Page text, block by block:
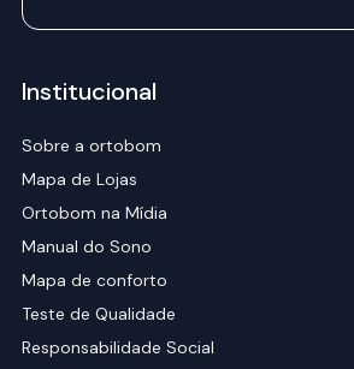
Institucional
Sobre a ortobom
Mapa de Lojas
Ortobom na Mídia
Manual do Sono
Mapa de conforto
Teste de Qualidade
Responsabilidade Social